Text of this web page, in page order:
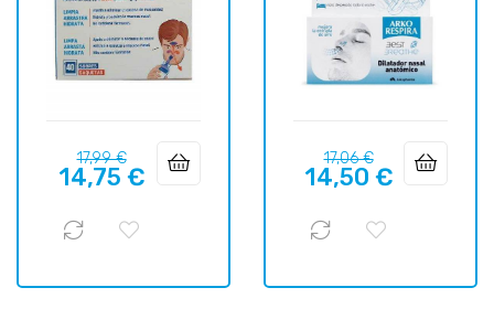
Precio
regular
17,99 €Precio
14,75 €
Precio
regular
17,06 €Precio
14,50 €